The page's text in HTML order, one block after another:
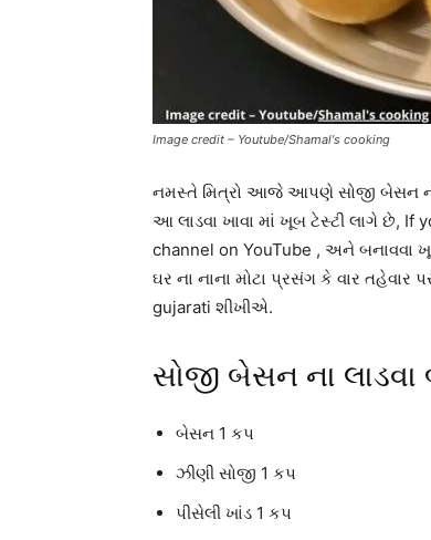
Image credit – Youtube/Shamal's cooking
નમસ્તે મિત્રો આજે આપણે સોજી બેસન ના
આ લાડવા ખાવા માં ખૂબ ટેસ્ટી લાગે છે, If
channel on YouTube , અને
ઘર ના નાના મોટા પ્રસંગ કે વાર તહેવાર
gujarati શીખીએ.
સોજી બેસન ના લાડવા
બેસન 1 કપ
ઝીણી સોજી 1 કપ
પીસેલી ખાંડ 1 કપ